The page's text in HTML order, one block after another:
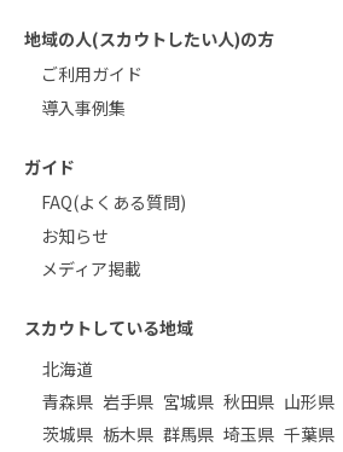
地域の人(スカウトしたい人)の方
ご利用ガイド
導入事例集
ガイド
FAQ(よくある質問)
お知らせ
メディア掲載
スカウトしている地域
北海道
青森県 岩手県 宮城県 秋田県 山形県
茨城県 栃木県 群馬県 埼玉県 千葉県